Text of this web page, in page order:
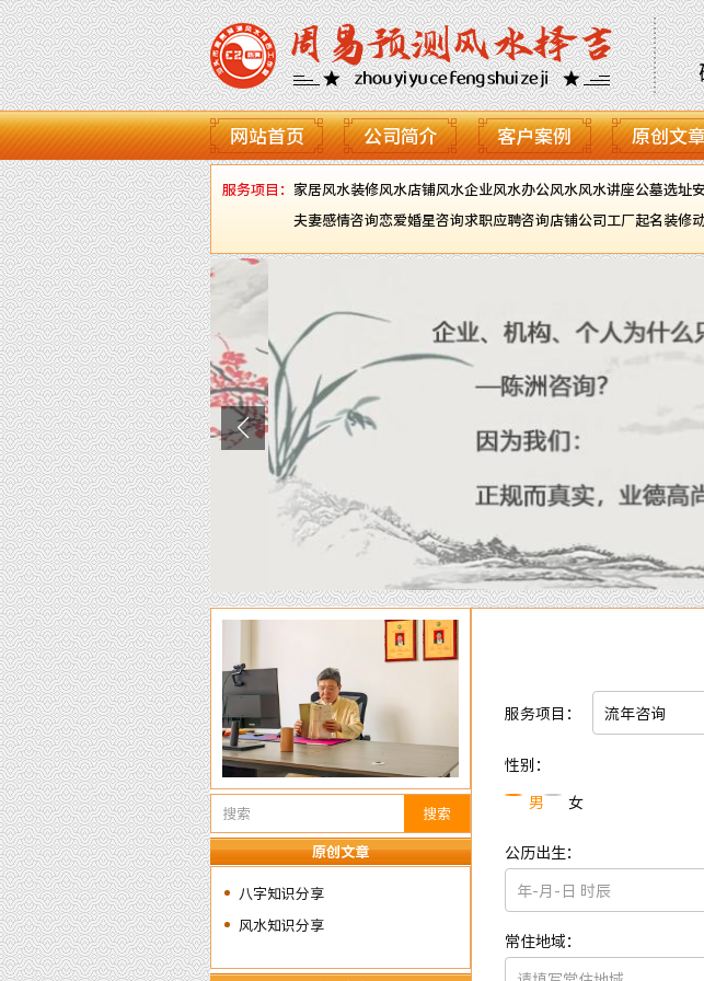
网站首页 公司简介 客户案例 原创文
服务项目： 家居风水装修风水店铺风水企业风水办公风水风水讲座公墓选址
夫妻感情咨询恋爱婚星咨询求职应聘咨询店铺公司工厂起名装修
搜索
原创文章
八字知识分享
风水知识分享
服务项目：
性别：
男
女
公历出生：
常住地域：